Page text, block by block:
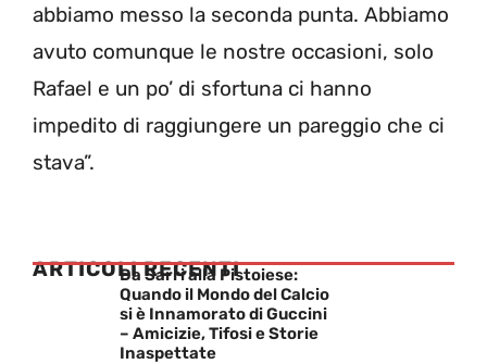
abbiamo messo la seconda punta. Abbiamo
avuto comunque le nostre occasioni, solo
Rafael e un po’ di sfortuna ci hanno
impedito di raggiungere un pareggio che ci
stava”.
ARTICOLI RECENTI
Da Sarri alla Pistoiese:
Quando il Mondo del Calcio
si è Innamorato di Guccini
– Amicizie, Tifosi e Storie
Inaspettate